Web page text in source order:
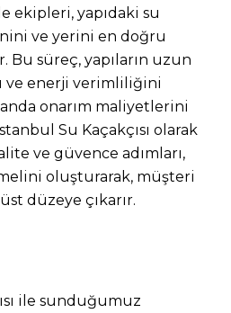
ekipleri, yapıdaki su
ve yerini en doğru
Bu süreç, yapıların uzun
ve enerji verimliliğini
onarım maliyetlerini
Su Kaçakçısı olarak
ve güvence adımları,
oluşturarak, müşteri
düzeye çıkarır.
ile sunduğumuz